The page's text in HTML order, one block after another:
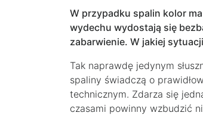
W przypadku spalin kolor
wydechu wydostają się
zabarwienie. W jakiej
Tak naprawdę jedynym
spaliny świadczą o
technicznym. Zdarza się
czasami powinny wzbudzić